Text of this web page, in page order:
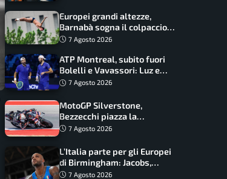
Europei grandi altezze,
Barnabà sogna il colpaccio:
è leader a metà gara, Baraldi
7 Agosto 2026
ATP Montreal, subito fuori
Bolelli e Vavassori: Luz e
Matos fermano gli azzurri
7 Agosto 2026
MotoGP Silverstone,
Bezzecchi piazza la
zampata: Aprilia domina,
7 Agosto 2026
L’Italia parte per gli Europei
di Birmingham: Jacobs,
Tamberi e Battocletti
7 Agosto 2026